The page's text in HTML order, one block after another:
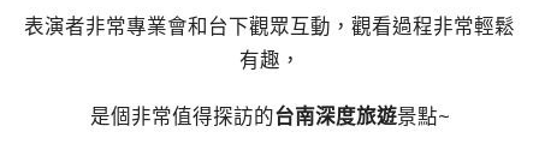
表演者非常專業會和台下觀眾互動，觀看過程非常輕鬆
有趣，
是個非常值得探訪的台南深度旅遊景點~